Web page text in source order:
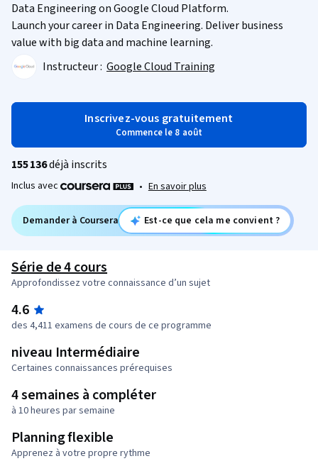
Data Engineering on Google Cloud Platform.
Launch your career in Data Engineering. Deliver business
value with big data and machine learning.
Instructeur : Google Cloud Training
Inscrivez-vous gratuitement
Commence le 8 août
155 136déjà inscrits
Inclus avec • En savoir plus
Demander à Coursera Est-ce que cela me convient ?
Série de 4 cours
Approfondissez votre connaissance d’un sujet
4.6
des 4,411 examens de cours de ce programme
niveau Intermédiaire
Certaines connaissances prérequises
4 semaines à compléter
à 10 heures par semaine
Planning flexible
Apprenez à votre propre rythme